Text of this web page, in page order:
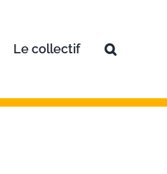
Le collectif